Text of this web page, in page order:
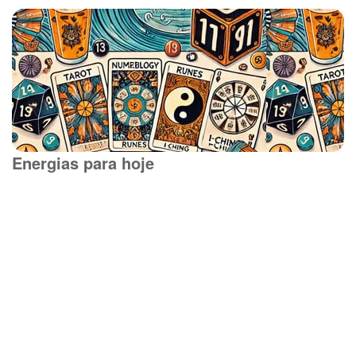
Energias para hoje